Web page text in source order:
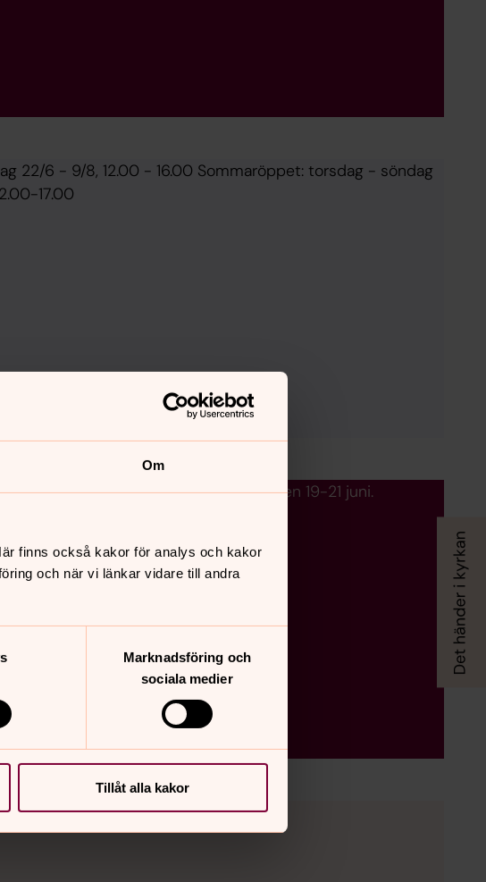
Om
finns också kakor för analys och kakor
och när vi länkar vidare till andra
Marknadsföring och
sociala medier
Tillåt alla kakor
22/6 - 9/8, 12.00 - 16.00 Sommaröppet: torsdag - söndag
17.00
stängt. Stängt midsommarhelgen 19-21 juni.